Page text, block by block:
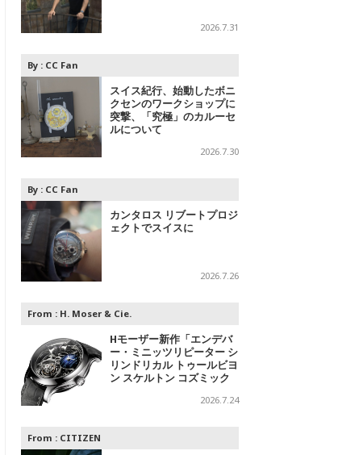
2026.7.31
By : CC Fan
スイス紀行、始動したボニ
クセンのワークショップに
突撃、「究極」のカルーセ
ルについて
2026.7.30
By : CC Fan
カンタロス リブートプロジ
ェクトでスイスに
2026.7.26
From : H. Moser & Cie.
Hモーザー新作「エンデバ
ー・ミニッツリピーター シ
リンドリカル トゥールビヨ
ン スケルトン コズミック
2026.7.24
From : CITIZEN